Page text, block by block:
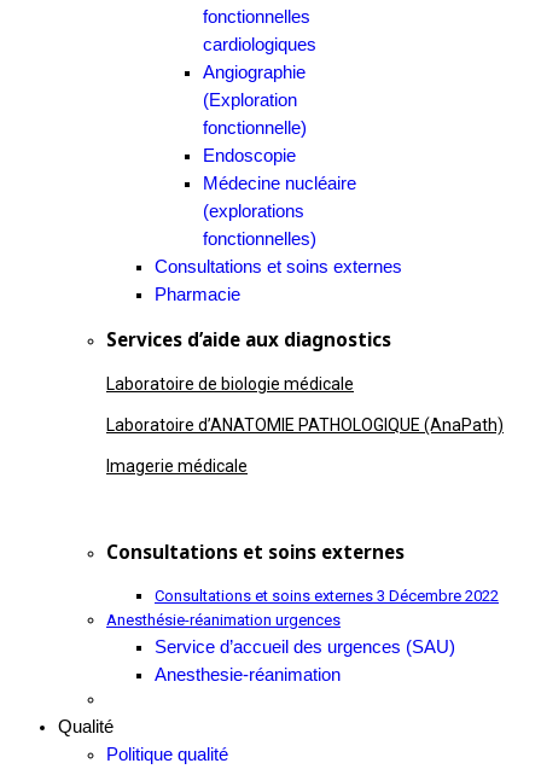
fonctionnelles
cardiologiques
Angiographie
(Exploration
fonctionnelle)
Endoscopie
Médecine nucléaire
(explorations
fonctionnelles)
Consultations et soins externes
Pharmacie
Services d’aide aux diagnostics
Laboratoire de biologie médicale
Laboratoire d’ANATOMIE PATHOLOGIQUE (AnaPath)
Imagerie médicale
Consultations et soins externes
Consultations et soins externes 3 Décembre 2022
Anesthésie-réanimation urgences
Service d’accueil des urgences (SAU)
Anesthesie-réanimation
Qualité
Politique qualité